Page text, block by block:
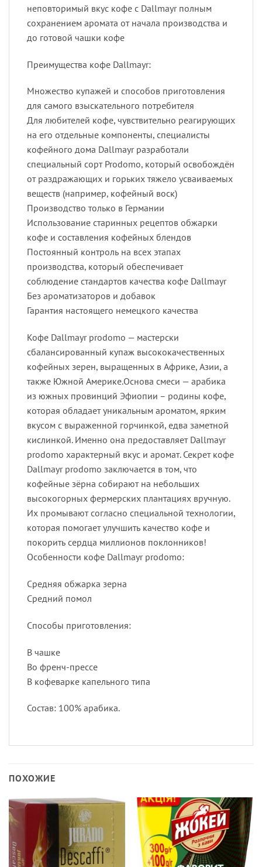
неповторимый вкус кофе с Dallmayr полным
сохранением аромата от начала производства и
до готовой чашки кофе
Преимущества кофе Dallmayr:
Множество купажей и способов приготовления
для самого взыскательного потребителя
Для любителей кофе, чувствительно реагирующих
на его отдельные компоненты, специалисты
кофейного дома Dallmayr разработали
специальный сорт Prodomo, который освобождён
от раздражающих и горьких тяжело усваиваемых
веществ (например, кофейный воск)
Производство только в Германии
Использование старинных рецептов обжарки
кофе и составления кофейных блендов
Постоянный контроль на всех этапах
производства, который обеспечивает
соблюдение стандартов качества кофе Dallmayr
Без ароматизаторов и добавок
Гарантия настоящего немецкого качества
Кофе Dallmayr prodomo — мастерски
сбалансированный купаж высококачественных
кофейных зерен, выращенных в Африке, Азии, а
также Южной Америке.Основа смеси — арабика
из южных провинций Эфиопии – родины кофе,
которая обладает уникальным ароматом, ярким
вкусом с выраженной горчинкой, едва заметной
кислинкой. Именно она предоставляет Dallmayr
prodomo характерный вкус и аромат. Секрет кофе
Dallmayr prodomo заключается в том, что
кофейные зёрна собирают на небольших
высокогорных фермерских плантациях вручную.
Их промывают согласно специальной технологии,
которая помогает улучшить качество кофе и
покорить сердца миллионов поклонников!
Особенности кофе Dallmayr prodomo:
Средняя обжарка зерна
Средний помол
Способы приготовления:
В чашке
Во френч-прессе
В кофеварке капельного типа
Состав: 100% арабика.
ПОХОЖИЕ